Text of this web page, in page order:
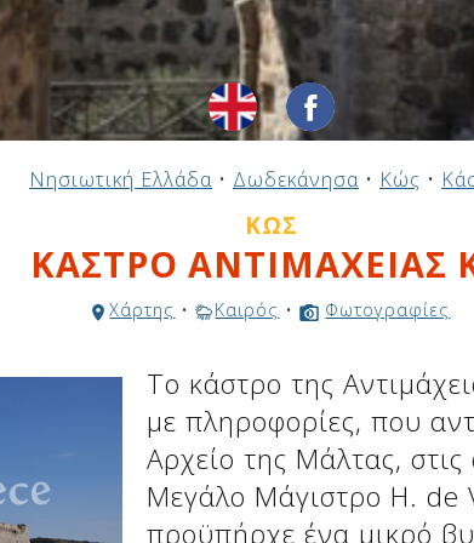
Νησιωτική Ελλάδα• Δωδεκάνησα• Κώς •
ΚΏΣ
ΚΑΣΤΡΟ ΑΝΤΙΜΑΧΕΙΑΣ
Χάρτης • Καιρός • Φωτογραφίες
Το κάστρο της
με πληροφορίες, που
Αρχείο της Μάλτας,
Μεγάλο Μάγιστρο H. de
προϋπήρχε ένα μικρό